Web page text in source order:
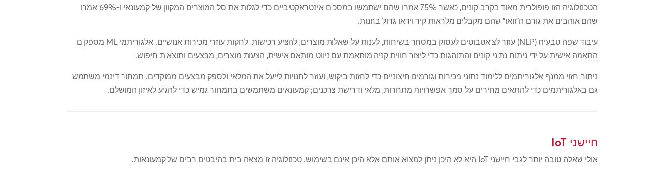
הטכנולוגיה הזו פופולרית מאוד בקרב קונים, כאשר 75% אמרו שהם ישתמשו במסכים אינטראקטיביים כדי לגלות את סל המוצרים המקוון של קמעונאי ו-69% אמרו
שהם אוהבים את גורם ה"וואו" שהם מקבלים מלראות קיר וידאו גדול בחנות.
עיבוד שפה טבעית (NLP) עוזר לצ'אטבוטים לעסוק במסחר בשיחות, לענות על שאלות מוצרים, להציע רכישות ולחקות עוזרי מכירות אנושיים. אלגוריתמי ML מספקים
התאמה אישית על ידי ניתוח נתוני קונים והתנהגות כדי ליצור חווית קניה מותאמת עם ניווט מותאם אישית, הצעות מוצרים, מבצעים ותוצאות חיפוש.
ניתוח חזוי ממנף אלגוריתמים ללימוד נתוני מכירות וגורמים חיצוניים כדי לחזות ביקוש, ועוזר לחנויות לייעל את המלאי ולספק מבצעים ממוקדים. תמחור דינמי משתמש
גם באלגוריתמים כדי להתאים מחירים על סמך אפשרויות מתחרות, מלאי ודרישת צרכנים; קמעונאים משתמשים בתמחור גמיש כדי להגיע לאיזון המושלם.
חיישני IoT
אולי שאלה טובה יותר לגבי חיישני IoT היא לא היכן ניתן למצוא אותם אלא היכן אינם בשימוש. טכנולוגיה זו מצאה בית בהיבטים רבים של קמעונאות.